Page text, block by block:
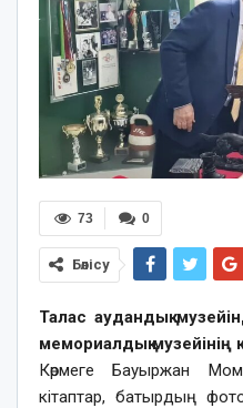
0
73
Бөлісу
Талас аудандық
мемориалдық музейінің
Көрмеге Бауыржан
кітаптар, батырдың